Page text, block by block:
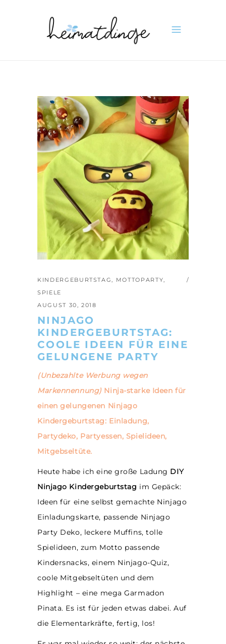
KINDERGEBURTSTAG, MOTTOPARTY,
SPIELE
AUGUST 30, 2018
NINJAGO
KINDERGEBURTSTAG:
COOLE IDEEN FÜR EINE
GELUNGENE PARTY
(Unbezahlte Werbung wegen
Markennennung) Ninja-starke Ideen für
einen gelungenen Ninjago
Kindergeburtstag: Einladung,
Partydeko, Partyessen, Spielideen,
Mitgebseltüte.
Heute habe ich eine große Ladung DIY
Ninjago Kindergeburtstag im Gepäck:
Ideen für eine selbst gemachte Ninjago
Einladungskarte, passende Ninjago
Party Deko, leckere Muffins, tolle
Spielideen, zum Motto passende
Kindersnacks, einem Ninjago-Quiz,
coole Mitgebseltüten und dem
Highlight – eine mega Garmadon
Pinata. Es ist für jeden etwas dabei. Auf
die Elementarkräfte, fertig, los!